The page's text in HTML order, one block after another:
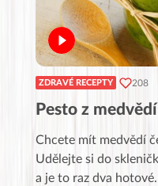
ZDRAVÉ RECEPTY 208
Pesto z
Chcete mít medvědí
Udělejte si do
a je to raz dva